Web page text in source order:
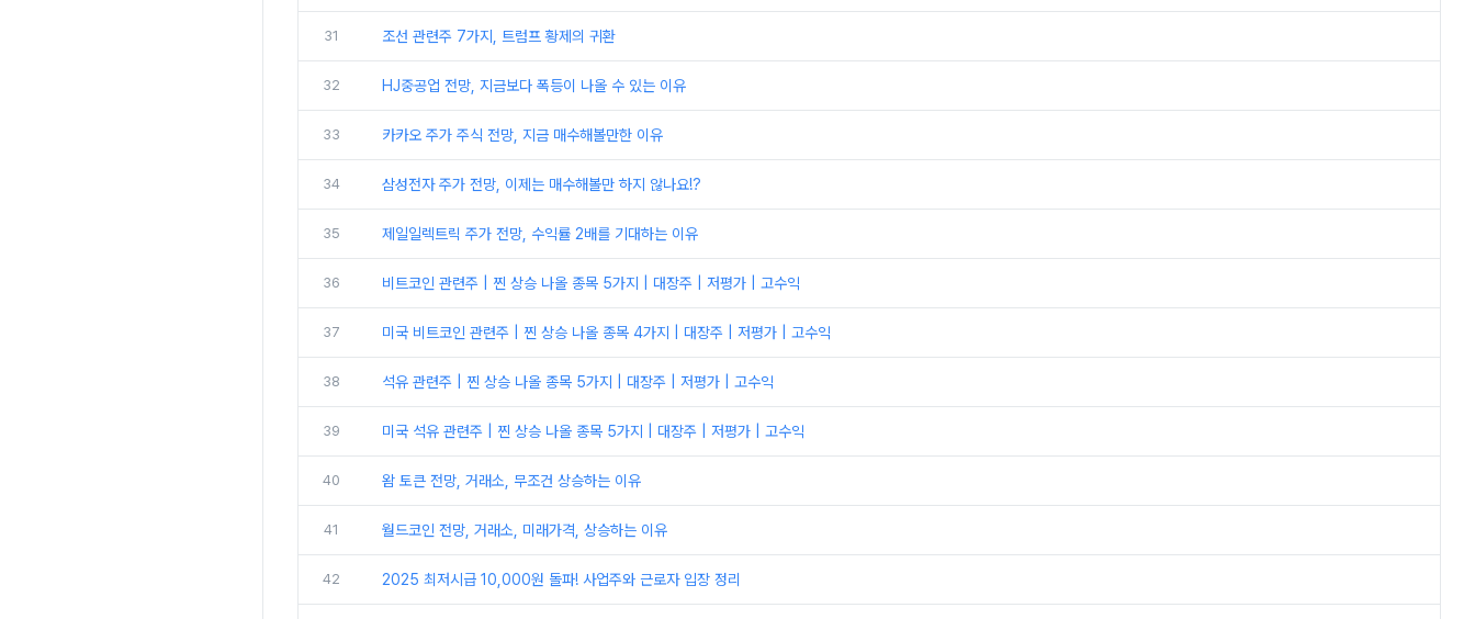
31 조선 관련주 7가지, 트럼프 황제의 귀환
32 HJ중공업 전망, 지금보다 폭등이 나올 수 있는 이유
33 카카오 주가 주식 전망, 지금 매수해볼만한 이유
34 삼성전자 주가 전망, 이제는 매수해볼만 하지 않나요!?
35 제일일렉트릭 주가 전망, 수익률 2배를 기대하는 이유
36 비트코인 관련주 | 찐 상승 나올 종목 5가지 | 대장주 | 저평가 | 고수익
37 미국 비트코인 관련주 | 찐 상승 나올 종목 4가지 | 대장주 | 저평가 | 고수익
38 석유 관련주 | 찐 상승 나올 종목 5가지 | 대장주 | 저평가 | 고수익
39 미국 석유 관련주 | 찐 상승 나올 종목 5가지 | 대장주 | 저평가 | 고수익
40 왐 토큰 전망, 거래소, 무조건 상승하는 이유
41 월드코인 전망, 거래소, 미래가격, 상승하는 이유
42 2025 최저시급 10,000원 돌파! 사업주와 근로자 입장 정리